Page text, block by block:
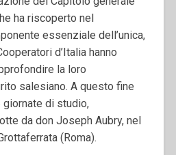
ha riscoperto nel
essenziale dell’unica,
d’Italia hanno
la loro
salesiano. A questo fine
giornate di studio,
da don Joseph Aubry, nel
(Roma).